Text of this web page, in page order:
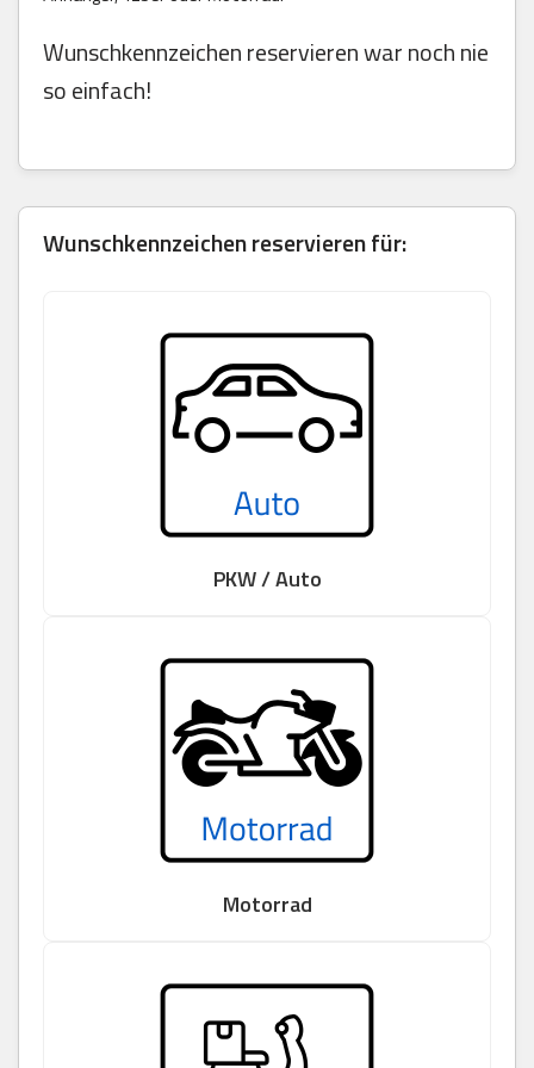
Wunschkennzeichen reservieren war noch nie
so einfach!
Wunschkennzeichen reservieren für:
PKW / Auto
Motorrad